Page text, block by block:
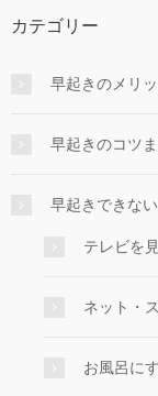
カテゴリー
早起きのメリ
早起きのコツ
早起きできない
テレビを
ネット・
お風呂に